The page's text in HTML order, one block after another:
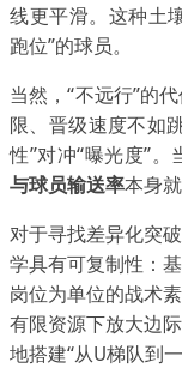
线更平滑。这种土
跑位”的球员。
当然，“不远行”的
限、晋级速度不如
性”对冲“曝光度”。
与球员输送率本身
对于寻找差异化突
学具有可复制性：
岗位为单位的战术
有限资源下放大边
地搭建“从U梯队到